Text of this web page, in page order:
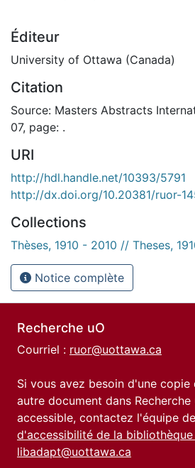
Éditeur
University of Ottawa (Canada)
Citation
Source: Masters Abstracts
07, page: .
URI
http://hdl.handle.net/10393/5791
http://dx.doi.org/10.20381/ruor-
Collections
Thèses, 1910 - 2010 // Theses,
Notice complète
Recherche uO
Courriel : ruor@uottawa.ca
Si vous avez besoin d'une
autre document dans
accessible, contactez l'équipe
d'accessibilité de la bibliothèque
libadapt@uottawa.ca